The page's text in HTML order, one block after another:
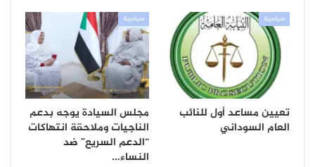
سياسية
تعيين مساعد أول للنائب
العام السوداني
سياسية
مجلس السيادة يوجه بدعم
الناجيات وملاحقة انتهاكات
“الدعم السريع” ضد
النساء…